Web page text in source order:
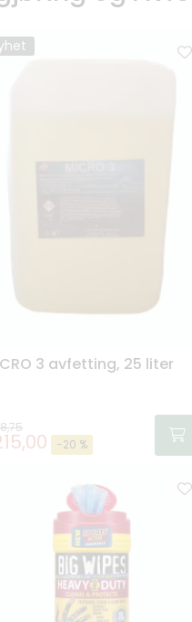
3 avfetting, 25 liter
-20 %